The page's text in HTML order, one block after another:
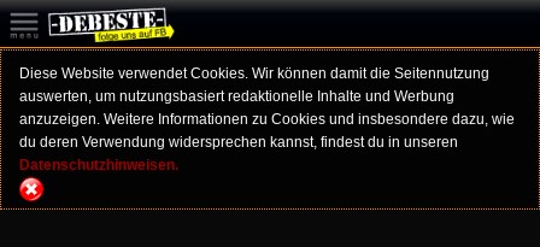
Diese Website verwendet Cookies. Wir können damit die Seitennutzung
auswerten, um nutzungsbasiert redaktionelle Inhalte und Werbung
anzuzeigen. Weitere Informationen zu Cookies und insbesondere dazu, wie
du deren Verwendung widersprechen kannst, findest du in unseren
Datenschutzhinweisen.